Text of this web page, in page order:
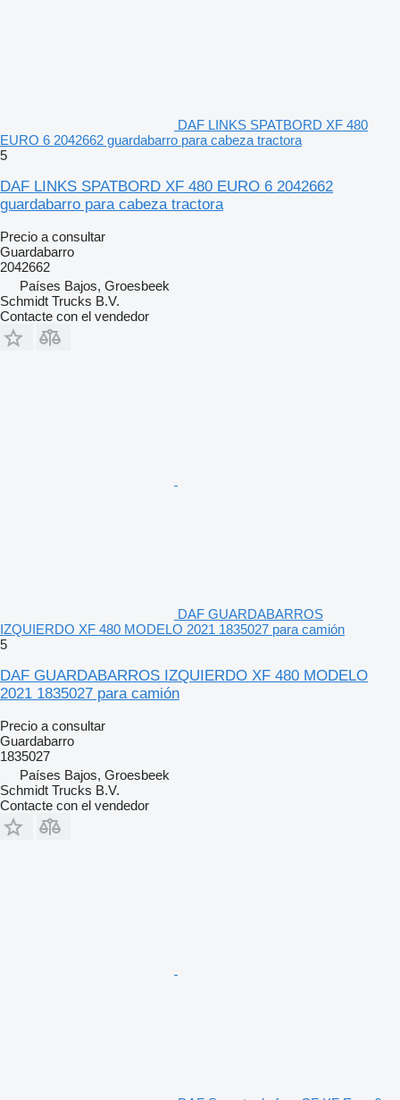
DAF LINKS SPATBORD XF 480
EURO 6 2042662 guardabarro para cabeza tractora
5
DAF LINKS SPATBORD XF 480 EURO 6 2042662
guardabarro para cabeza tractora
Precio a consultar
Guardabarro
2042662
Países Bajos, Groesbeek
Schmidt Trucks B.V.
Contacte con el vendedor
DAF GUARDABARROS
IZQUIERDO XF 480 MODELO 2021 1835027 para camión
5
DAF GUARDABARROS IZQUIERDO XF 480 MODELO
2021 1835027 para camión
Precio a consultar
Guardabarro
1835027
Países Bajos, Groesbeek
Schmidt Trucks B.V.
Contacte con el vendedor